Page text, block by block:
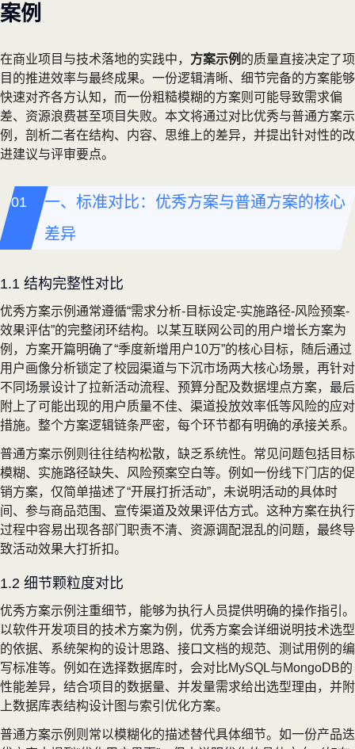
案例
在商业项目与技术落地的实践中， 方案示例 的质量直接决定了项
目的推进效率与最终成果。一份逻辑清晰、细节完备的方案能够
快速对齐各方认知，而一份粗糙模糊的方案则可能导致需求偏
差、资源浪费甚至项目失败。本文将通过对比优秀与普通方案示
例，剖析二者在结构、内容、思维上的差异，并提出针对性的改
进建议与评审要点。
一、标准对比：优秀方案与普通方案的核心
差异
1.1 结构完整性对比
优秀方案示例通常遵循“需求分析-目标设定-实施路径-风险预案-
效果评估”的完整闭环结构。以某互联网公司的用户增长方案为
例，方案开篇明确了“季度新增用户10万”的核心目标，随后通过
用户画像分析锁定了校园渠道与下沉市场两大核心场景，再针对
不同场景设计了拉新活动流程、预算分配及数据埋点方案，最后
附上了可能出现的用户质量不佳、渠道投放效率低等风险的应对
措施。整个方案逻辑链条严密，每个环节都有明确的承接关系。
普通方案示例则往往结构松散，缺乏系统性。常见问题包括目标
模糊、实施路径缺失、风险预案空白等。例如一份线下门店的促
销方案，仅简单描述了“开展打折活动”，未说明活动的具体时
间、参与商品范围、宣传渠道及效果评估方式。这种方案在执行
过程中容易出现各部门职责不清、资源调配混乱的问题，最终导
致活动效果大打折扣。
1.2 细节颗粒度对比
优秀方案示例注重细节，能够为执行人员提供明确的操作指引。
以软件开发项目的技术方案为例，优秀方案会详细说明技术选型
的依据、系统架构的设计思路、接口文档的规范、测试用例的编
写标准等。例如在选择数据库时，会对比MySQL与MongoDB的
性能差异，结合项目的数据量、并发量需求给出选型理由，并附
上数据库表结构设计图与索引优化方案。
普通方案示例则常以模糊化的描述替代具体细节。如一份产品迭